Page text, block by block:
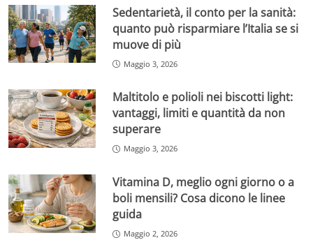
Sedentarietà, il conto per la sanità:
quanto può risparmiare l’Italia se si
muove di più
Maggio 3, 2026
Maltitolo e polioli nei biscotti light:
vantaggi, limiti e quantità da non
superare
Maggio 3, 2026
Vitamina D, meglio ogni giorno o a
boli mensili? Cosa dicono le linee
guida
Maggio 2, 2026